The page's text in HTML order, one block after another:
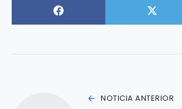
NOTICIA ANTERIOR